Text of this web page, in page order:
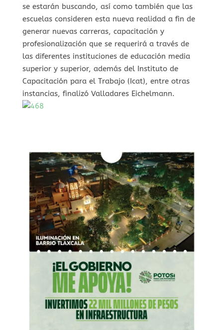
se estarán buscando, así como también que las
escuelas consideren esta nueva realidad a fin de
generar nuevas carreras, capacitación y
profesionalización que se requerirá a través de
las diferentes instituciones de educación media
superior y superior, además del Instituto de
Capacitación para el Trabajo (Icat), entre otras
instancias, finalizó Valladares Eichelmann.